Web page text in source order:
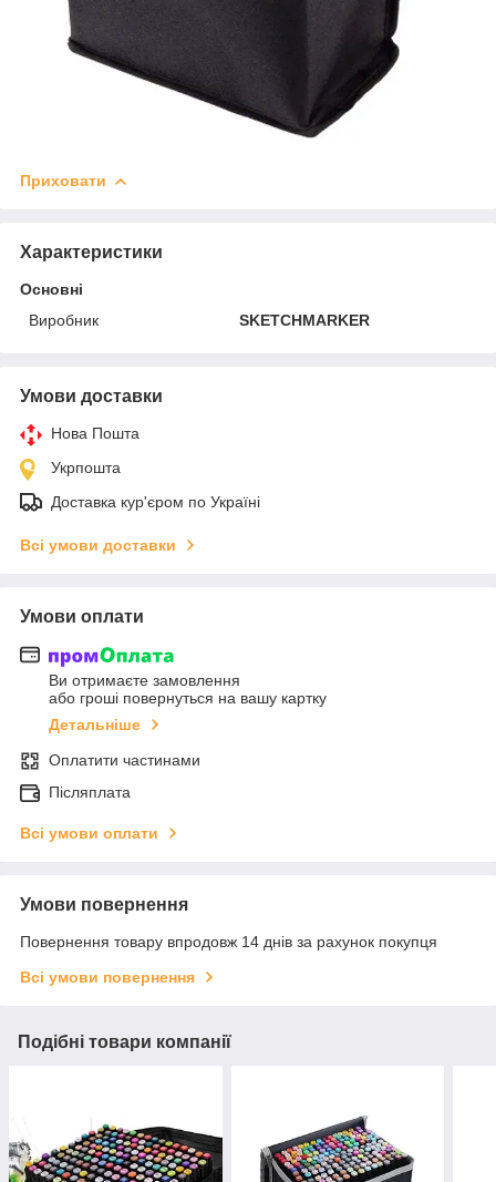
Приховати
Характеристики
Основні
Виробник
SKETCHMARKER
Умови доставки
Нова Пошта
Укрпошта
Доставка кур'єром по Україні
Всі умови доставки
Умови оплати
Ви отримаєте замовлення
або гроші повернуться на вашу картку
Детальніше
Оплатити частинами
Післяплата
Всі умови оплати
Умови повернення
Повернення товару впродовж 14 днів за рахунок покупця
Всі умови повернення
Подібні товари компанії